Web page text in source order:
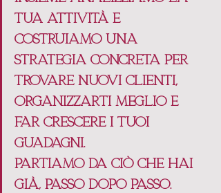
tua attività e
costruiamo una
strategia concreta per
trovare nuovi clienti,
organizzarti meglio e
far crescere i tuoi
guadagni.
Partiamo da ciò che hai
già, passo dopo passo.